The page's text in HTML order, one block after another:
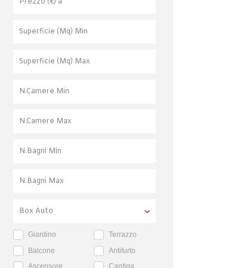
Giardino
Terrazzo
Balcone
Antifurto
Ascensore
Cantina